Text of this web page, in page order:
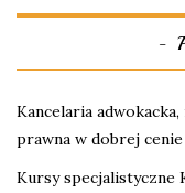
Kancelaria
prawna w dobrej
Kursy specjalistyczne